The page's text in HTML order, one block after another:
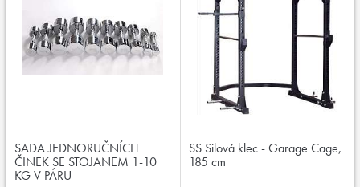
SADA JEDNORUČNÍCH
ČINEK SE STOJANEM 1-10
KG V PÁRU
SS Silová klec - Garage Cage,
185 cm